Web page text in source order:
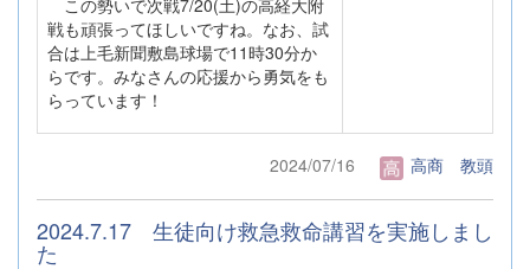
この勢いで次戦7/20(土)の高経大附
戦も頑張ってほしいですね。なお、試
合は上毛新聞敷島球場で11時30分か
らです。みなさんの応援から勇気をも
らっています！
2024/07/16 高商 教頭
2024.7.17 生徒向け救急救命講習を実施しまし
た